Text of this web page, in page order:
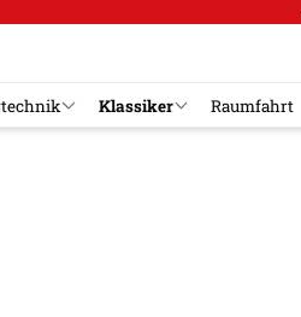
Klassiker Raumfahrt